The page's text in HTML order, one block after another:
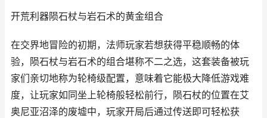
开荒利器陨石杖与岩石术的黄金组合
在交界地冒险的初期，法师玩家若想获得平稳顺畅的体
验，陨石杖与岩石术的组合堪称不二之选，这套装备被玩
家们亲切地称为轮椅级配置，意味着它能极大降低游戏难
度，让玩家如同坐上轮椅般轻松前行，陨石杖的位置在艾
奥尼亚沼泽的废墟中，玩家开局后通过传送即可轻松获